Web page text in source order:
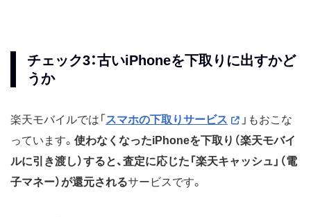
チェック3：古いiPhoneを下取りに出すかど
うか
楽天モバイルでは「 スマホの下取りサービス
」もおこな
っています。 使わなくなったiPhoneを下取り（楽天モバイ
ルに引き渡し）すると、査定に応じた「楽天キャッシュ」（電
子マネー）が還元されるサービスです。